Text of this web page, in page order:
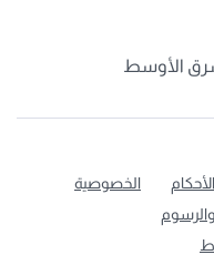
الأوسط
الخصوصية